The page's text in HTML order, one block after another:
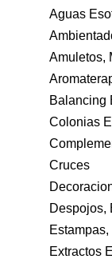
Aguas
Amuletos,
Balancing
Colonias
Cruces
Despojos,
Extractos